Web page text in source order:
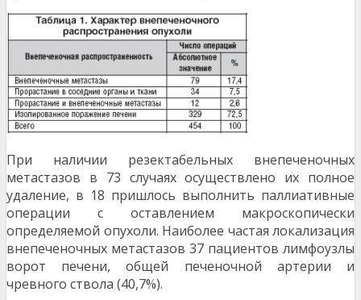
При наличии резектабельных внепеченоч­ных
метастазов в 73 случаях осуществлено их полное
удаление, в 18 пришлось выполнить пал­лиативные
операции с оставлением макроскопи­чески
определяемой опухоли. Наиболее частая локализация
внепеченочных метастазов 37 па­циентов лимфоузлы
ворот печени, общей пече­ночной артерии и
чревного ствола (40,7%).